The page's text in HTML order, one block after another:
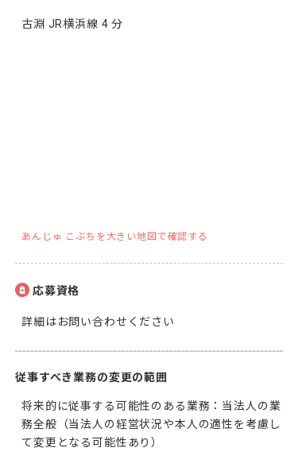
古淵 JR横浜線 4 分
あんじゅ こぶちを大きい地図で確認する
応募資格
詳細はお問い合わせください
従事すべき業務の変更の範囲
将来的に従事する可能性のある業務：当法人の業
務全般（当法人の経営状況や本人の適性を考慮し
て変更となる可能性あり）